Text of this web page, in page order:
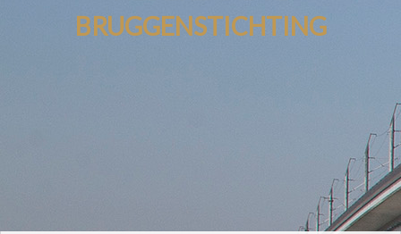
BRUGGENSTICHTING